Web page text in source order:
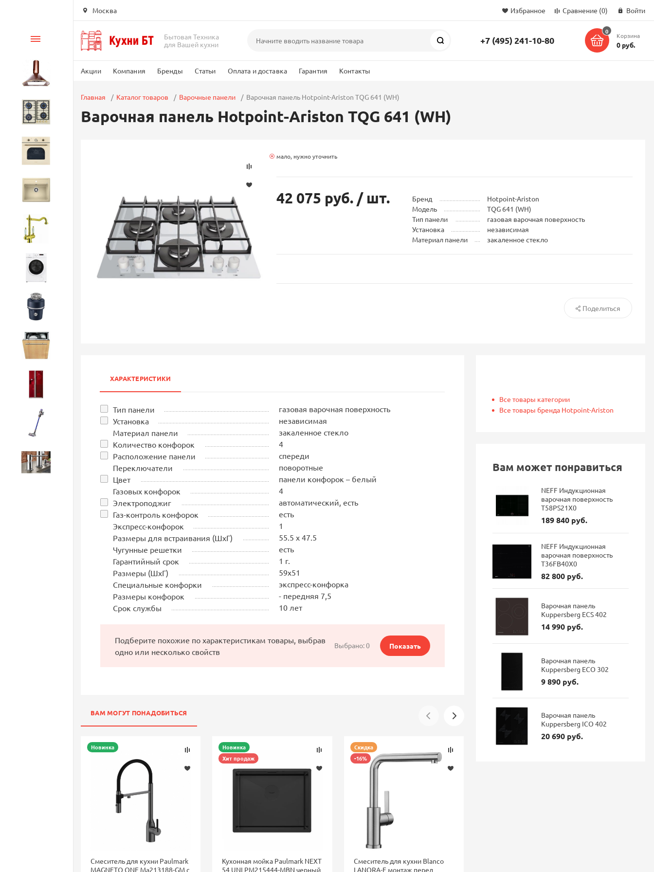
Москва Избранное Сравнение (0) Войти
Бытовая Техника
для Вашей кухни
Поиск +7 (495) 241-10-80
0
Корзина
0 руб.
Акции Компания Бренды Статьи Оплата и доставка Гарантия Контакты
Каталог
Вытяжки
Варочные панели
Стиральные машины
Бытовая техника
Аксессуары
Главная Каталог товаров Варочные панели Варочная панель Hotpoint-Ariston TQG 641 (WH)
Варочная панель Hotpoint-Ariston TQG 641 (WH)
мало, нужно уточнить
42 075 руб. / шт. Бренд
Hotpoint-Ariston
Модель
TQG 641 (WH)
Тип панели
газовая варочная поверхность
Установка
независимая
Материал панели
закаленное стекло
Поделиться
ХАРАКТЕРИСТИКИ
Тип панели
газовая варочная поверхность
Установка
независимая
Материал панели
закаленное стекло
Количество конфорок
4
Расположение панели
спереди
Переключатели
поворотные
Цвет
панели конфорок – белый
Газовых конфорок
4
Электроподжиг
автоматический, есть
Газ-контроль конфорок
есть
Экспресс-конфорок
1
Размеры для встраивания (ШхГ)
55.5 x 47.5
Чугунные решетки
есть
Гарантийный срок
1 г.
Размеры (ШхГ)
59х51
Специальные конфорки
экспресс-конфорка
Размеры конфорок
- передняя 7,5
Срок службы
10 лет
Подберите похожие по характеристикам товары, выбрав
одно или несколько свойств
Выбрано:0 Показать
ВАМ МОГУТ ПОНАДОБИТЬСЯ
Новинка
Смеситель для кухни Paulmark
MAGNETO ONE Ma213188-GM с
Новинка
Хит продаж
Кухонная мойка Paulmark NEXT
54 UNI PM215444-MBN черный
Скидка
-16%
Смеситель для кухни Blanco
LANORA-F монтаж перед
Скидка
Все товары категории
Все товары бренда Hotpoint-Ariston
Вам может понравиться
NEFF Индукционная
варочная поверхность
T58PS21X0
189 840 руб.
NEFF Индукционная
варочная поверхность
T36FB40X0
82 800 руб.
Варочная панель
Kuppersberg ECS 402
14 990 руб.
Варочная панель
Kuppersberg ECO 302
9 890 руб.
Варочная панель
Kuppersberg ICO 402
20 690 руб.